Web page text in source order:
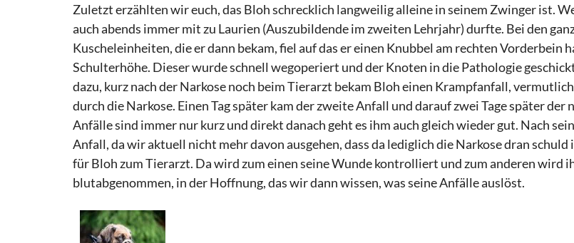
Zuletzt erzählten wir euch, das Bloh schrecklich langweilig alleine in seinem Zwinger ist.
auch abends immer mit zu Laurien (Auszubildende im zweiten Lehrjahr) durfte. Bei den
Kuscheleinheiten, die er dann bekam, fiel auf das er einen Knubbel am rechten Vorderbein
Schulterhöhe. Dieser wurde schnell wegoperiert und der Knoten in die Pathologie
dazu, kurz nach der Narkose noch beim Tierarzt bekam Bloh einen Krampfanfall,
durch die Narkose. Einen Tag später kam der zweite Anfall und darauf zwei Tage später der
Anfälle sind immer nur kurz und direkt danach geht es ihm auch gleich wieder gut. Nach
Anfall, da wir aktuell nicht mehr davon ausgehen, dass da lediglich die Narkose dran schuld
für Bloh zum Tierarzt. Da wird zum einen seine Wunde kontrolliert und zum anderen wird
blutabgenommen, in der Hoffnung, das wir dann wissen, was seine Anfälle auslöst.